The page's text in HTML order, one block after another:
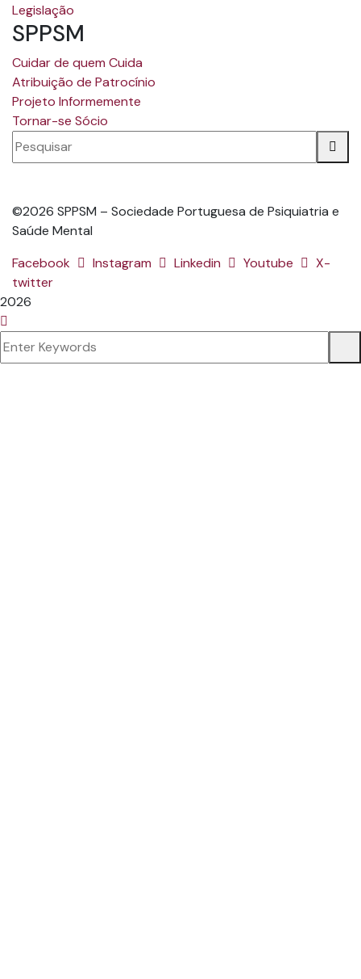
Legislação
SPPSM
Cuidar de quem Cuida
Atribuição de Patrocínio
Projeto Informemente
Tornar-se Sócio
©2026 SPPSM – Sociedade Portuguesa de Psiquiatria e
Saúde Mental
Facebook
Instagram Linkedin Youtube
X-
twitter
2026